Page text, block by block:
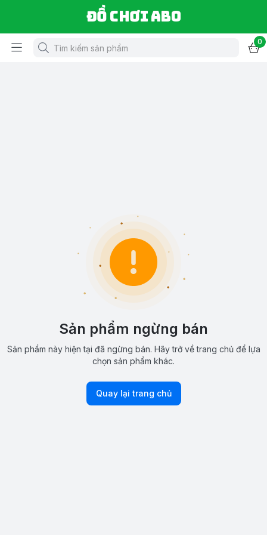
Đồ chơi ABO
0
Sản phẩm ngừng bán
Sản phẩm này hiện tại đã ngừng bán. Hãy trở về trang chủ để lựa
chọn sản phẩm khác.
Quay lại trang chủ